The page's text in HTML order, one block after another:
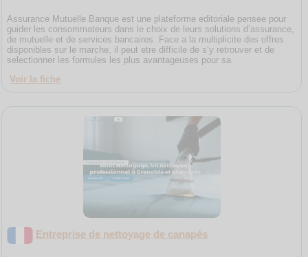
Assurance Mutuelle Banque est une plateforme editoriale pensee pour
guider les consommateurs dans le choix de leurs solutions d’assurance,
de mutuelle et de services bancaires. Face a la multiplicite des offres
disponibles sur le marche, il peut etre difficile de s’y retrouver et de
selectionner les formules les plus avantageuses pour sa
Voir la fiche
Entreprise de nettoyage de canapés